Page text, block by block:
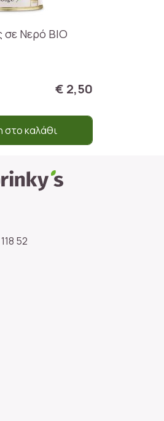
σε Νερό ΒΙΟ
€ 2,50
καλάθι
52